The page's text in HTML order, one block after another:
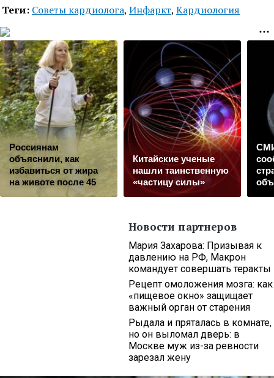
Теги: Советы кардиолога, Инфаркт, Кардиология
Россиянам
объяснили, как
избавиться от жира
на животе после 45
Китайские ученые
нашли таинственную
«частицу силы»
Новости партнеров
Мария Захарова: Призывая к
давлению на РФ, Макрон
командует совершать теракты
Рецепт омоложения мозга: как
«пищевое окно» защищает
важный орган от старения
Рыдала и пряталась в комнате,
но он выломал дверь: в
Москве муж из-за ревности
зарезал жену